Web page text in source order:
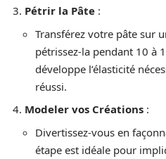
Pétrir la Pâte :
Transférez votre pâte sur
pétrissez-la pendant 10 à
développe l’élasticité
réussi.
Modeler vos Créations :
Divertissez-vous en
étape est idéale pour